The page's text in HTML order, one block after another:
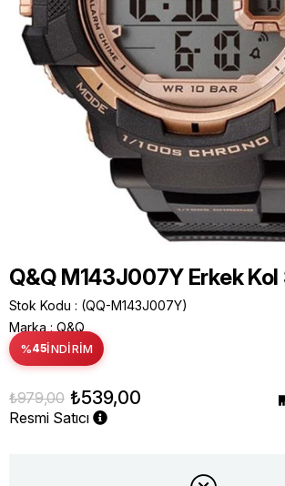
Q&Q M143J007Y Erkek
Stok Kodu
(QQ-M143J007Y)
Marka : Q&Q
%45İNDIRIM
₺979,00 ₺539,00
Resmi Satıcı